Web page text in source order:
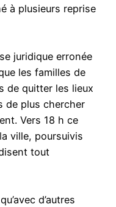
à plusieurs reprise
juridique erronée
les familles de
de quitter les lieux
de plus chercher
Vers 18 h ce
ville, poursuivis
tout
d’autres